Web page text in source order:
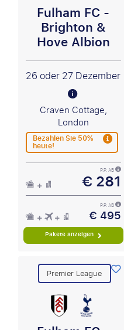
Fulham FC -
Brighton &
Hove Albion
26 oder 27 Dezember
Craven Cottage,
London
Bezahlen Sie 50%
heute!
P.P. AB
€ 281
P.P. AB
€ 495
Pakete anzeigen
Premier League